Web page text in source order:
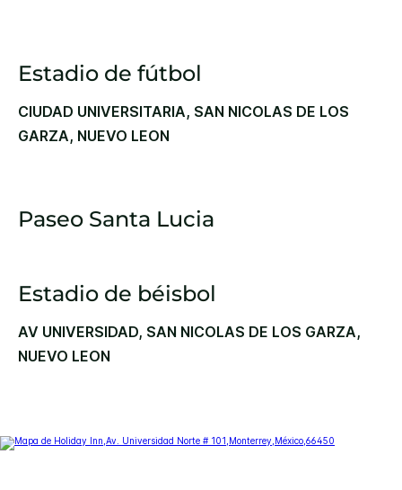
Estadio de fútbol
CIUDAD UNIVERSITARIA, SAN NICOLAS DE LOS
GARZA, NUEVO LEON
Paseo Santa Lucia
Estadio de béisbol
AV UNIVERSIDAD, SAN NICOLAS DE LOS GARZA,
NUEVO LEON